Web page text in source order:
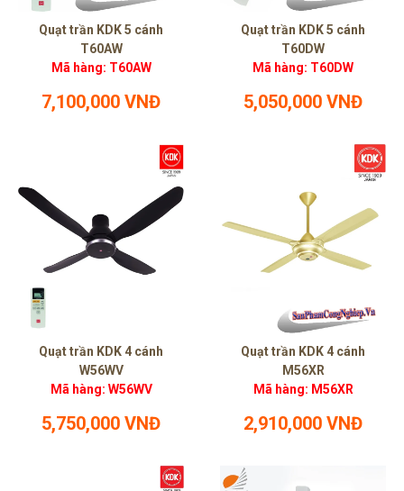
Quạt trần KDK 5 cánh
T60AW
Mã hàng: T60AW
7,100,000 VNĐ
Quạt trần KDK 5 cánh
T60DW
Mã hàng: T60DW
5,050,000 VNĐ
Quạt trần KDK 4 cánh
W56WV
Mã hàng: W56WV
5,750,000 VNĐ
Quạt trần KDK 4 cánh
M56XR
Mã hàng: M56XR
2,910,000 VNĐ